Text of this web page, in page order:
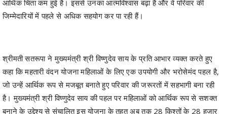
जो उन्हें आर्थिक रूप से मजबूत बनाते हुए परिवार की जरूरतों में सहभागी बना रही
है। मुख्यमंत्री श्री विष्णुदेव साय की पहल पर महिलाओं को आर्थिक रूप से सशक्त
बनाने के उद्देश्य से संचालित इस योजना के तहत अब तक 28 किश्तों के 28 हजार
रुपये की राशि महिलाओं के खाते में अंतरित की जा चुकी है। जिले की महिला
हितग्राहियों को 28 किश्तों में 650 करोड़ से अधिक राशि जारी किये जा चुके हैं।